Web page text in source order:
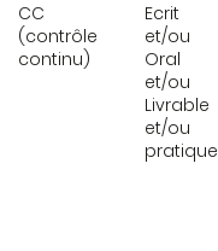
CC
(contrôle
continu)
Ecrit
et/ou
Oral
et/ou
Livrable
et/ou
pratique